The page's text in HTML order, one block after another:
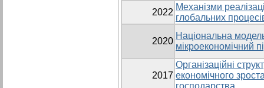
2022
Механізми
глобальних
2020
Національна
мікроекономічний
2017
Організаційні
економічного